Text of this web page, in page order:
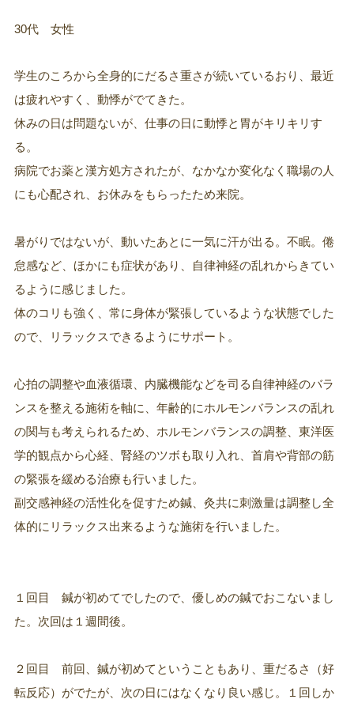
30代 女性
学生のころから全身的にだるさ重さが続いているおり、最近
は疲れやすく、動悸がでてきた。
休みの日は問題ないが、仕事の日に動悸と胃がキリキリす
る。
病院でお薬と漢方処方されたが、なかなか変化なく職場の人
にも心配され、お休みをもらったため来院。
暑がりではないが、動いたあとに一気に汗が出る。不眠。倦
怠感など、ほかにも症状があり、自律神経の乱れからきてい
るように感じました。
体のコリも強く、常に身体が緊張しているような状態でした
ので、リラックスできるようにサポート。
心拍の調整や血液循環、内臓機能などを司る自律神経のバラ
ンスを整える施術を軸に、年齢的にホルモンバランスの乱れ
の関与も考えられるため、ホルモンバランスの調整、東洋医
学的観点から心経、腎経のツボも取り入れ、首肩や背部の筋
の緊張を緩める治療も行いました。
副交感神経の活性化を促すため鍼、灸共に刺激量は調整し全
体的にリラックス出来るような施術を行いました。
１回目 鍼が初めてでしたので、優しめの鍼でおこないまし
た。次回は１週間後。
２回目 前回、鍼が初めてということもあり、重だるさ（好
転反応）がでたが、次の日にはなくなり良い感じ。１回しか